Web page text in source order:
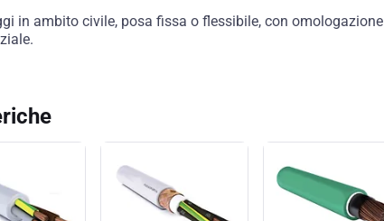
in ambito civile, posa fissa o flessibile, con